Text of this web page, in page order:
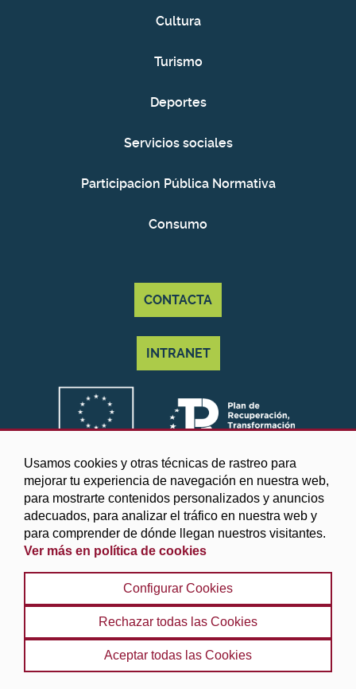
Usamos cookies y otras técnicas de rastreo para
mejorar tu experiencia de navegación en nuestra web,
para mostrarte contenidos personalizados y anuncios
adecuados, para analizar el tráfico en nuestra web y
para comprender de dónde llegan nuestros visitantes.
Ver más en política de cookies
Configurar Cookies
Rechazar todas las Cookies
Aceptar todas las Cookies
Cultura
Turismo
Deportes
Servicios sociales
Participacion Pública Normativa
Consumo
CONTACTA
INTRANET
©2025 Diputación de Granada
Aviso legal y Política de privacidad | Política de cookies
Protección de datos | Accesibilidad | Búsqueda |
Mapa web